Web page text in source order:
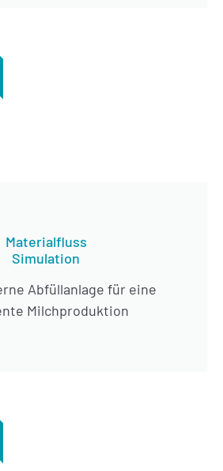
Materialfluss
Simulation
Abfüllanlage für eine
Milchproduktion